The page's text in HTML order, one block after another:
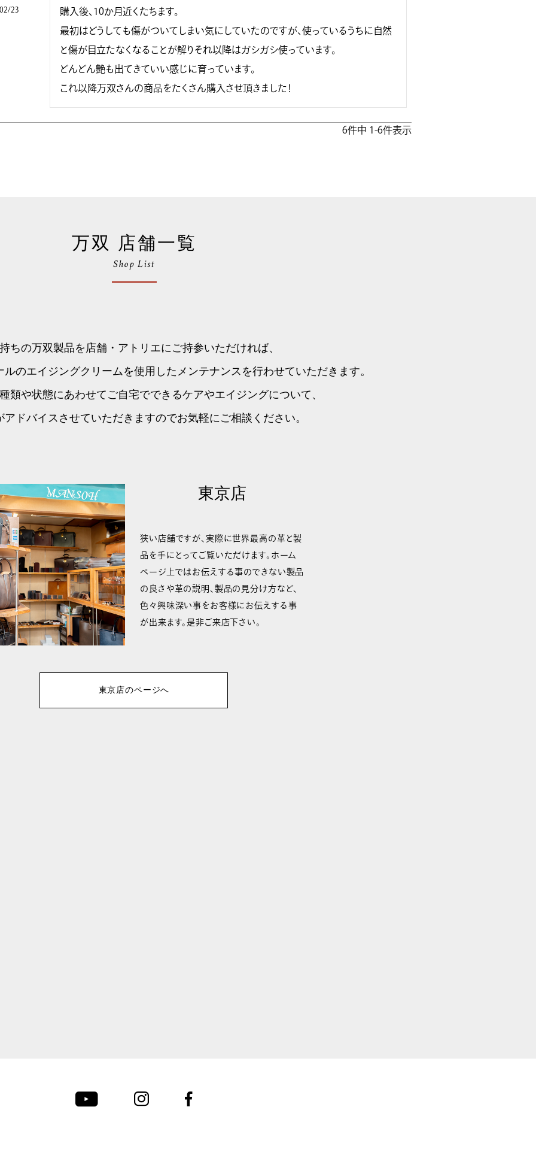
23
購入後、10か月近くたちます。
最初はどうしても傷がついてしまい気にしていたのですが、使っているうちに自然
と傷が目立たなくなることが解りそれ以降はガシガシ使っています。
どんどん艶も出てきていい感じに育っています。
これ以降万双さんの商品をたくさん購入させ頂きました！
6件中 1 -6件表示
万双 店舗一覧
Shop List
ちの万双製品を店舗・アトリエにご持参いただければ、
のエイジングクリームを使用したメンテナンスを行わせていただきます。
類や状態にあわせてご自宅でできるケアやエイジングについて、
アドバイスさせていただきますのでお気軽にご相談ください。
東京店
狭い店舗ですが、実際に世界最高の革と製
品を手にとってご覧いただけます。ホーム
ページ上ではお伝えする事のできない製品
の良さや革の説明、製品の見分け方など、
色々興味深い事をお客様にお伝えする事
が出来ます。是非ご来店下さい。
東京店のページへ